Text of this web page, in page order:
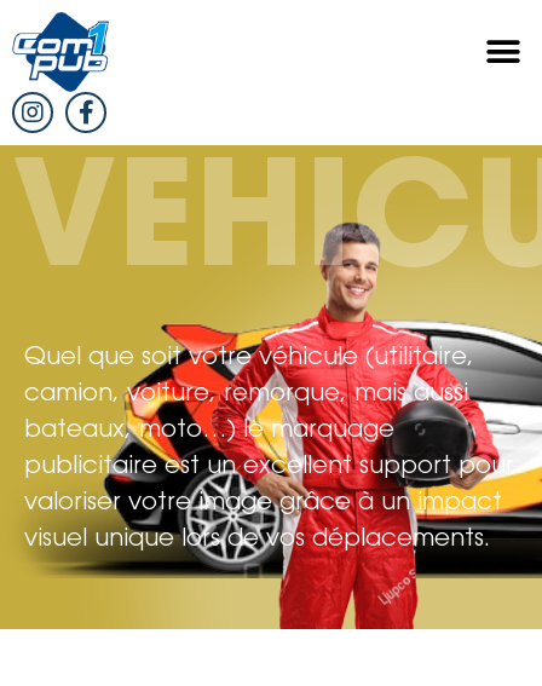
Quel que soit votre véhicule (utilitaire,
camion, voiture, remorque, mais aussi
bateaux, moto…) le marquage
publicitaire est un excellent support pour
valoriser votre image grâce à un impact
visuel unique lors de vos déplacements.